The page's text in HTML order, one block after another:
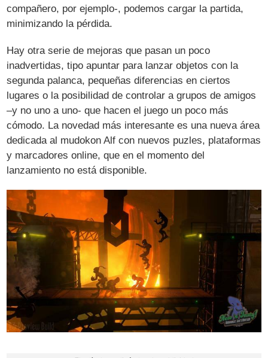
compañero, por ejemplo-, podemos cargar la partida,
minimizando la pérdida.
Hay otra serie de mejoras que pasan un poco
inadvertidas, tipo apuntar para lanzar objetos con la
segunda palanca, pequeñas diferencias en ciertos
lugares o la posibilidad de controlar a grupos de amigos
–y no uno a uno- que hacen el juego un poco más
cómodo. La novedad más interesante es una nueva área
dedicada al mudokon Alf con nuevos puzles, plataformas
y marcadores online, que en el momento del
lanzamiento no está disponible.